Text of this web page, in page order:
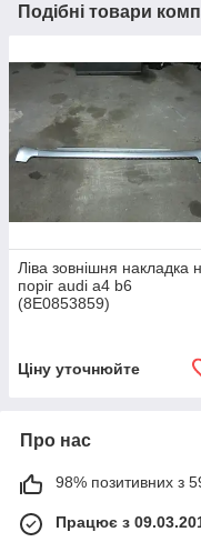
Подібні товари
Ліва зовнішня накладка
поріг audi a4 b6
(8E0853859)
Ціну уточнюйте
Про нас
98% позитивних з 59
Працює з